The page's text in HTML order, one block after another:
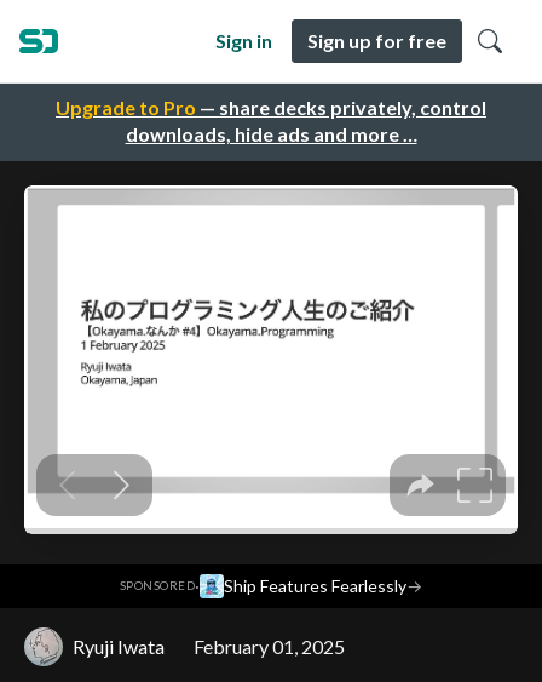
Upgrade to Pro — share decks privately, control
downloads, hide ads and more …
Sign in Sign up for free
SPONSORED· Ship Features Fearlessly→
Ryuji Iwata February 01, 2025